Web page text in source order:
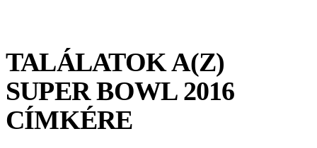
TALÁLATOK A(Z)
SUPER BOWL 2016
CÍMKÉRE